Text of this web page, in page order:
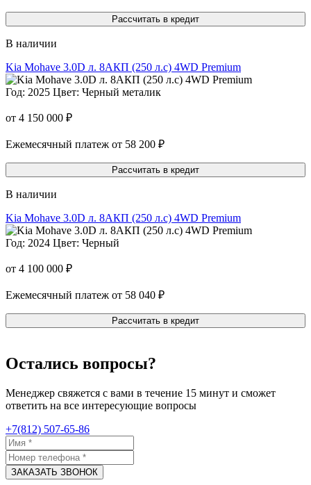
Рассчитать в кредит
В наличии
Kia Mohave 3.0D л. 8AКП (250 л.с) 4WD Premium
Год: 2025 Цвет: Черный металик
от 4 150 000 ₽
Ежемесячный платеж от 58 200 ₽
Рассчитать в кредит
В наличии
Kia Mohave 3.0D л. 8AКП (250 л.с) 4WD Premium
Год: 2024 Цвет: Черный
от 4 100 000 ₽
Ежемесячный платеж от 58 040 ₽
Рассчитать в кредит
Остались вопросы?
Менеджер свяжется с вами в течение 15 минут и сможет
ответить на все интересующие вопросы
+7(812) 507-65-86
ЗАКАЗАТЬ ЗВОНОК